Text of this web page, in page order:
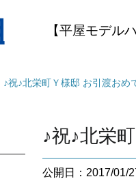
【平屋モデル
♪祝♪北栄町Ｙ様邸 お引渡おめ
♪祝♪北栄
公開日：2017/01/